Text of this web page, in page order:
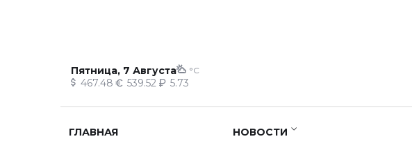
Пятница, 7 Августа °C
467.48 539.52 5.73
ГЛАВНАЯ НОВОСТИ